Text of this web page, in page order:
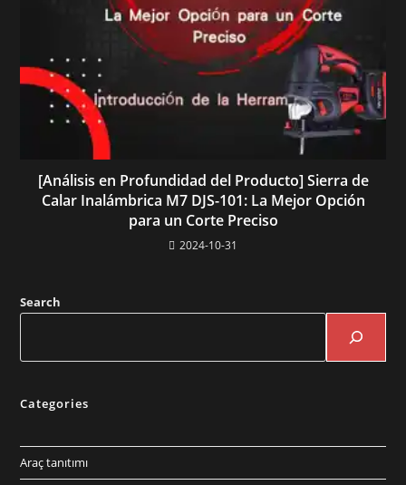
[Análisis en Profundidad del Producto] Sierra de
Calar Inalámbrica M7 DJS-101: La Mejor Opción
para un Corte Preciso
2024-10-31
Search
Categories
Araç tanıtımı